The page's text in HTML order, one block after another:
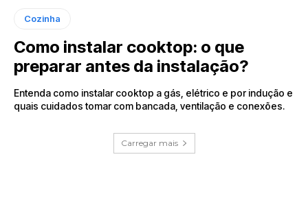
Cozinha
Como instalar cooktop: o que
preparar antes da instalação?
Entenda como instalar cooktop a gás, elétrico e por indução e
quais cuidados tomar com bancada, ventilação e conexões.
Carregar mais